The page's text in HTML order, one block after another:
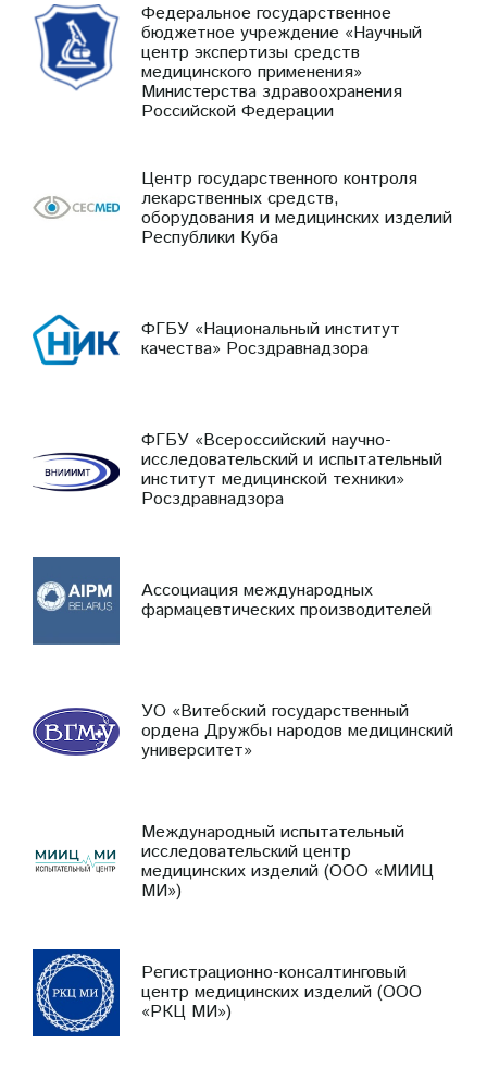
Федеральное государственное
бюджетное учреждение «Научный
центр экспертизы средств
медицинского применения»
Министерства здравоохранения
Российской Федерации
Центр государственного контроля
лекарственных средств,
оборудования и медицинских изделий
Республики Куба
ФГБУ «Национальный институт
качества» Росздравнадзора
ФГБУ «Всероссийский научно-
исследовательский и испытательный
институт медицинской техники»
Росздравнадзора
Ассоциация международных
фармацевтических производителей
УО «Витебский государственный
ордена Дружбы народов медицинский
университет»
Международный испытательный
исследовательский центр
медицинских изделий (ООО «МИИЦ
МИ»)
Регистрационно-консалтинговый
центр медицинских изделий (ООО
«РКЦ МИ»)